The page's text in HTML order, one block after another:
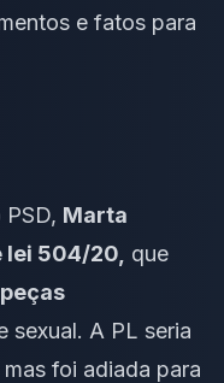
e fatos para
Marta
lei 504/20 que
peças
sexual. A PL seria
foi adiada para